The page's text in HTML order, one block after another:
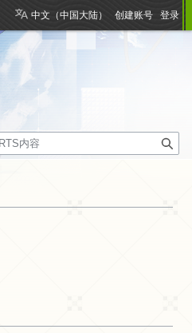
中文（中国大陆） 创建账号 登录